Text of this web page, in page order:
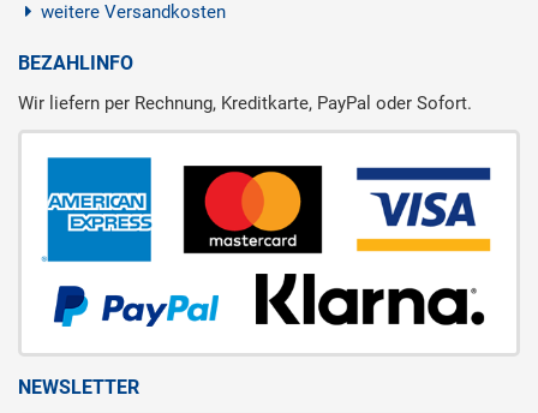
weitere Versandkosten
BEZAHLINFO
Wir liefern per Rechnung, Kreditkarte, PayPal oder Sofort.
NEWSLETTER